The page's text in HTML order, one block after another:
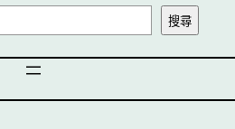
搜尋